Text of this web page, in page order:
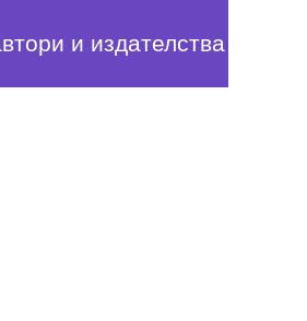
и издателства